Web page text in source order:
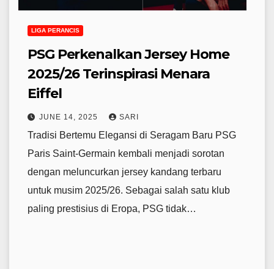
LIGA PERANCIS
PSG Perkenalkan Jersey Home
2025/26 Terinspirasi Menara
Eiffel
JUNE 14, 2025 SARI
Tradisi Bertemu Elegansi di Seragam Baru PSG
Paris Saint-Germain kembali menjadi sorotan
dengan meluncurkan jersey kandang terbaru
untuk musim 2025/26. Sebagai salah satu klub
paling prestisius di Eropa, PSG tidak…